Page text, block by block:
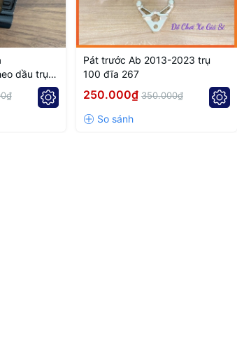
and even braking
267mm)
mini, 81 Racing, etc.
dầu trụ
Pát trước Ab 2013-2023 trụ
100 đĩa 267
250.000₫ 350.000₫